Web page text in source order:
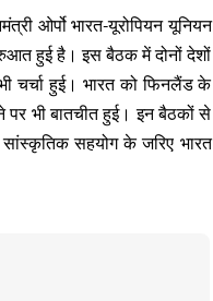
ओर्पो भारत-यूरोपियन यूनियन
हुई है। इस बैठक में दोनों देशों
चर्चा हुई। भारत को फिनलैंड के
पर भी बातचीत हुई। इन बैठकों से
सहयोग के जरिए भारत